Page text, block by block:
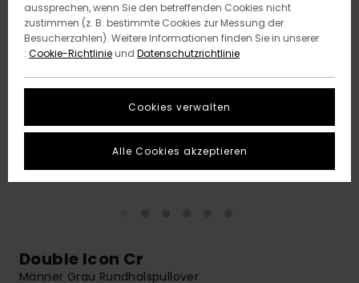
Double Icon Cr
Männer Grau Rundhalspullover
aussprechen, wenn Sie den betreffenden Cookies nicht
zustimmen (z. B. bestimmte Cookies zur Messung der
Besucherzahlen). Weitere Informationen finden Sie in unserer
: Cookie-Richtlinieund Datenschutzrichtlinie
Cookies verwalten
Alle Cookies akzeptieren